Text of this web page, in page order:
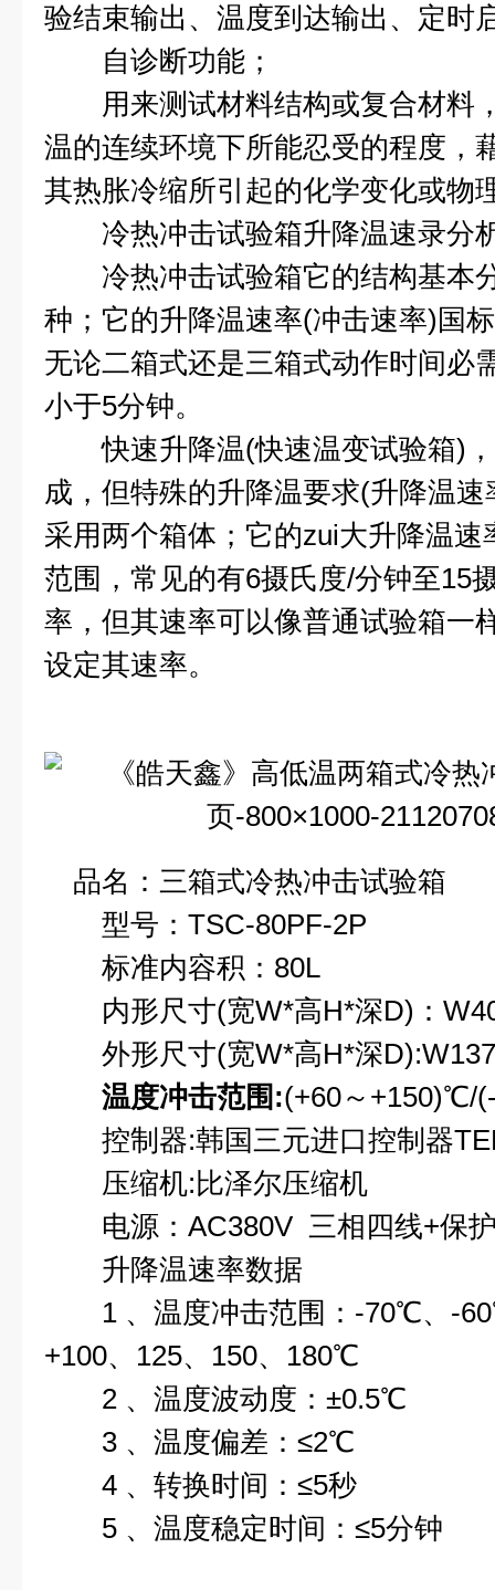
验结束输出、温度到达输出、定时
自诊断功能；
用来测试材料结构或复合材料
温的连续环境下所能忍受的程度，
其热胀冷缩所引起的化学变化或物
冷热冲击试验箱升降温速录分
冷热冲击试验箱它的结构基本
种；它的升降温速率(冲击速率)国
无论二箱式还是三箱式动作时间必
小于5分钟。
快速升降温(快速温变试验箱)，
成，但特殊的升降温要求(升降温
采用两个箱体；它的zui大升降温
范围，常见的有6摄氏度/分钟至15
率，但其速率可以像普通试验箱一
设定其速率。
品名：三箱式冷热冲击试验箱
型号：TSC-80PF-2P
标准内容积：80L
内形尺寸(宽W*高H*深D)：
外形尺寸(宽W*高H*深
温度冲击范围:(+60～+150)℃/
控制器:韩国三元进口控制器
压缩机:比泽尔压缩机
电源：AC380V 三相四线+保
升降温速率数据
1 、温度冲击范围：-70℃、-
+100、125、150、180℃
2 、温度波动度：±0.5℃
3 、温度偏差：≤2℃
4 、转换时间：≤5秒
5 、温度稳定时间：≤5分钟